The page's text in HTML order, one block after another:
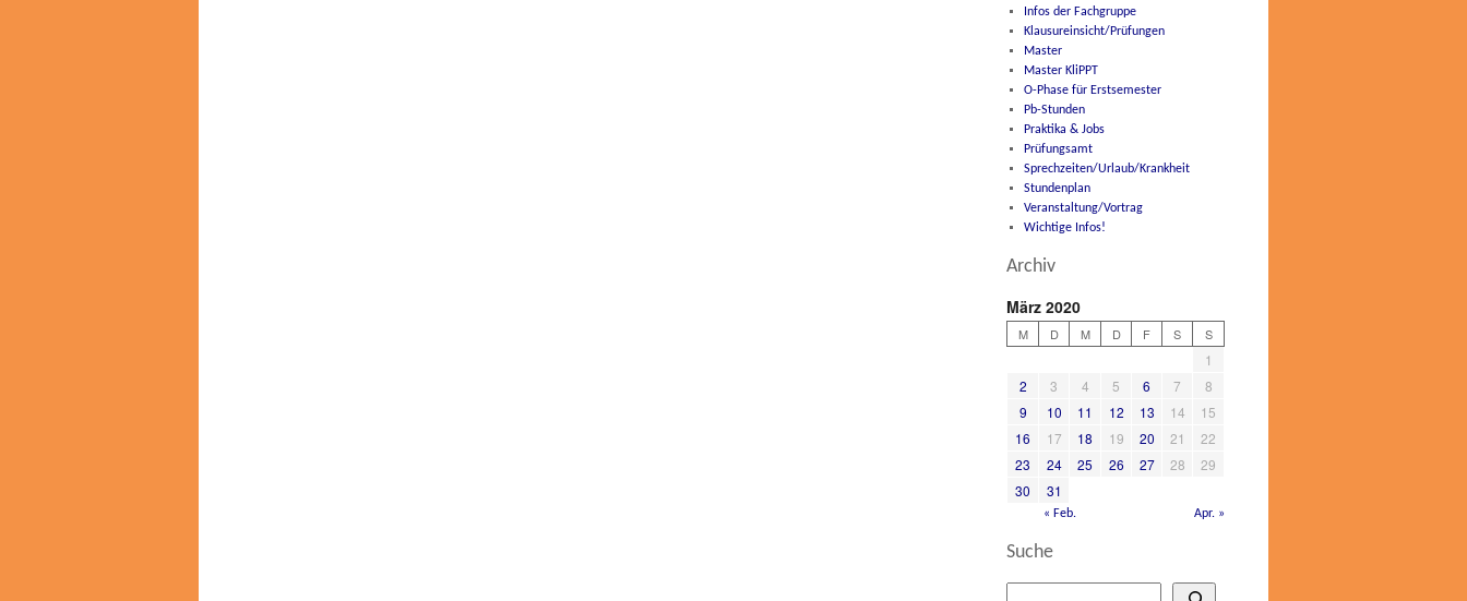
Infos der Fachgruppe
Klausureinsicht/Prüfungen
Master
Master KliPPT
O-Phase für Erstsemester
Pb-Stunden
Praktika & Jobs
Prüfungsamt
Sprechzeiten/Urlaub/Krankheit
Stundenplan
Veranstaltung/Vortrag
Wichtige Infos!
Archiv
März 2020
M D M D F S S
1
2
3 4 5 6 7
8
9
10 11 12 13 14
15
16
17 18 19 20 21
22
23
24 25 26 27 28
29
30
31
« Feb. Apr. »
Suche